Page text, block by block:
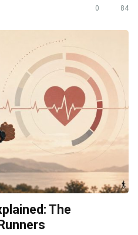
0 84
The